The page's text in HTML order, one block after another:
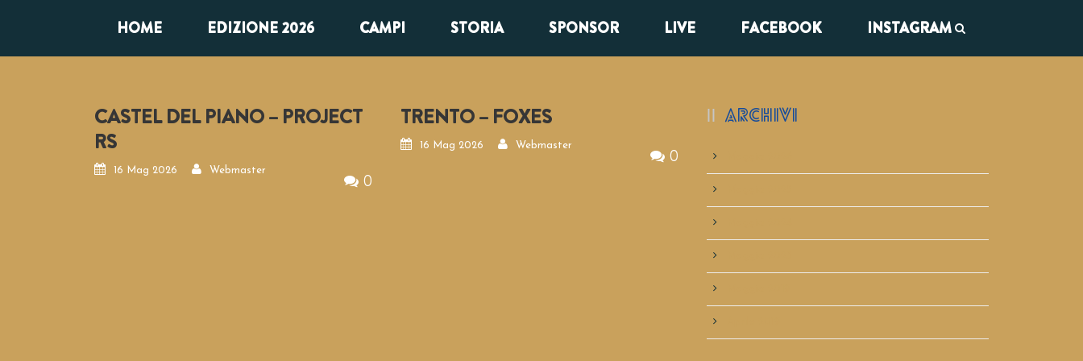
HOME EDIZIONE 2026 CAMPI STORIA SPONSOR LIVE FACEBOOK INSTAGRAM
CASTEL DEL PIANO – PROJECT
RS
16 Mag 2026 Webmaster
0
TRENTO – FOXES
16 Mag 2026 Webmaster
0
ARCHIVI